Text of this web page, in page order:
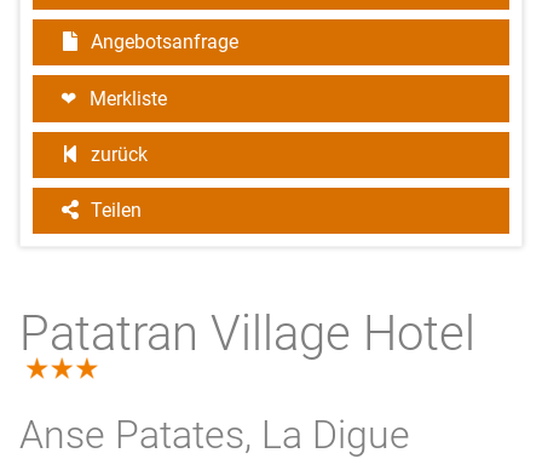
Angebotsanfrage
Merkliste
zurück
Teilen
Patatran Village Hotel
3.0
Anse Patates, La Digue